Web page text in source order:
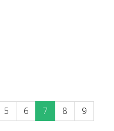
5 6 7 8
9